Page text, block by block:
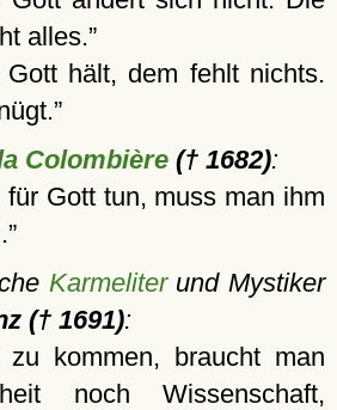
alles.
hält, dem fehlt nichts.
Colombière(† 1682):
Gott tun, muss man ihm
Karmeliterund Mystiker
(† 1691):
kommen, braucht man
noch Wissenschaft,